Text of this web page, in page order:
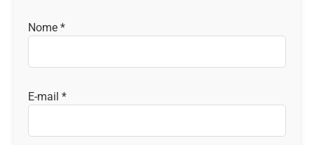
Nome *
E-mail *